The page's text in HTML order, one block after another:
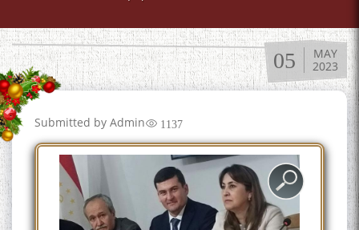
05
MAY
2023
Submitted by Admin 1137
Дар Академияи миллии
ба 100-солагии мунаққиду
адабиётшинос Соҳиб
Табаров ҳамоиши илмӣ-
назариявӣ баргузор гардид.